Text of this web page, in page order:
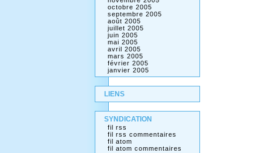
octobre 2005
septembre 2005
août 2005
juillet 2005
juin 2005
mai 2005
avril 2005
mars 2005
février 2005
janvier 2005
LIENS
SYNDICATION
fil rss
fil rss commentaires
fil atom
fil atom commentaires